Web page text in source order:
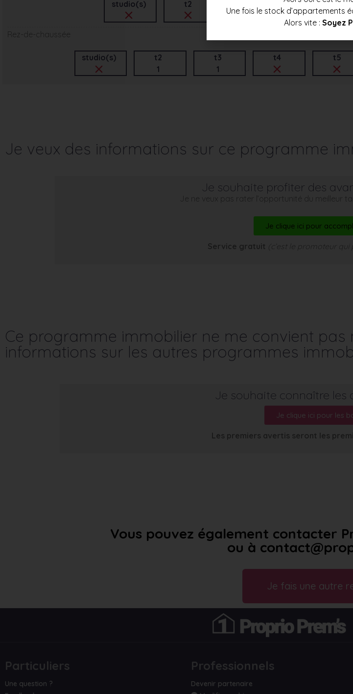
studio(s) t2
2
t4
Rez-de-chaussée
studio(s)
t2
1
t3
1
t4 t5
Je veux des informations sur ce programme
Je souhaite profiter des
Je ne veux pas rater l’opportunité du meilleur
Je clique ici pour
Service gratuit (c’est le promoteur qui
Ce programme immobilier ne me convient pas
informations sur les autres programmes
Je souhaite connaître les
Je clique ici pour les
Les premiers avertis seront les
Vous pouvez également contacter
ou à
Je fais une autre
Particuliers
Une question ?
Professionnels
Devenir partenaire
Une fois le stock d’appartements
Alors vite : Soyez